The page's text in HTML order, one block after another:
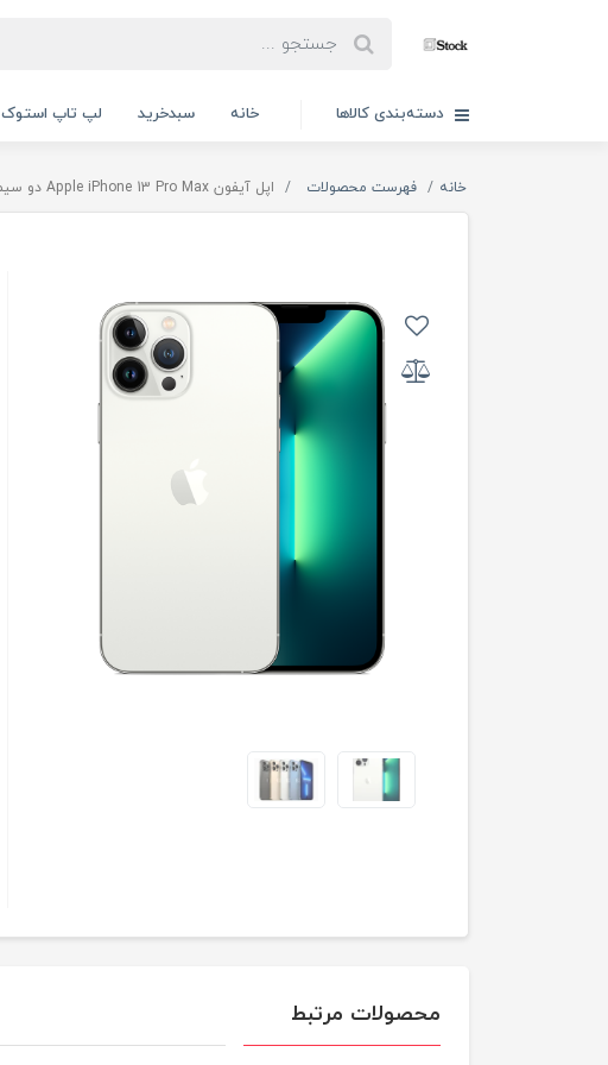
دسته‌بندی کالاها خانه سبدخرید لپ تاپ استوک
خانه فهرست محصولات اپل آیفون Apple iPhone 13 Pro Max دو سیم کارت ZAA اکتیو رجیستر شده
محصولات مرتبط